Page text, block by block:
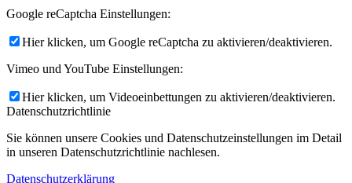
Google reCaptcha Einstellungen:
Hier klicken, um Google reCaptcha zu aktivieren/deaktivieren.
Vimeo und YouTube Einstellungen:
Hier klicken, um Videoeinbettungen zu aktivieren/deaktivieren.
Datenschutzrichtlinie
Sie können unsere Cookies und Datenschutzeinstellungen im Detail
in unseren Datenschutzrichtlinie nachlesen.
Datenschutzerklärung